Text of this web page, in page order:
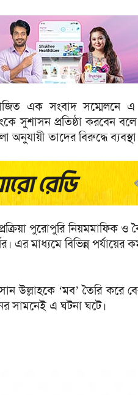
এক সংবাদ সম্মেলনে
সুশাসন প্রতিষ্ঠা করবেন
তাদের বিরুদ্ধে
পুরোপুরি নিয়মমাফিক ও
মাধ্যমে বিভিন্ন পর্যায়ের
‘মব’ তৈরি করে
সামনেই এ ঘটনা ঘটে।